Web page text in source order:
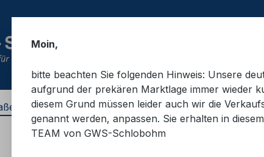
Ladungssicherung Container
Moin,
bitte beachten Sie folgenden Hinweis: Unsere
aufgrund der prekären Marktlage immer wieder
diesem Grund müssen leider auch wir die
genannt werden, anpassen. Sie erhalten in
TEAM von GWS-Schlobohm